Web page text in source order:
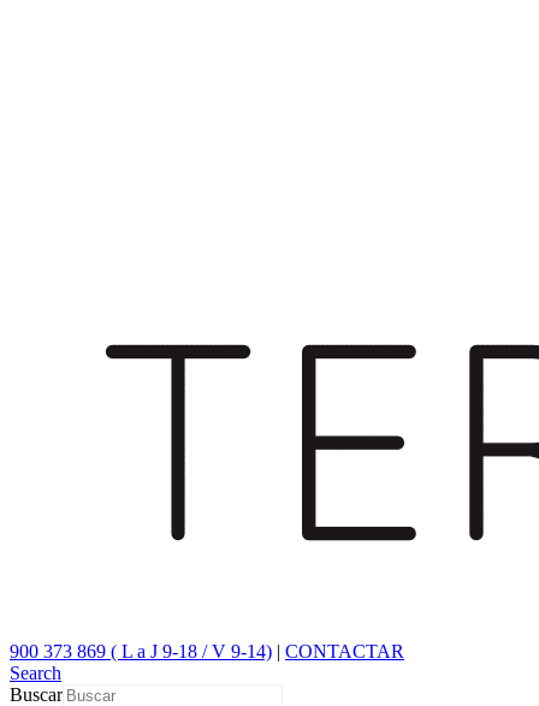
900 373 869 ( L a J 9-18 / V 9-14) | CONTACTAR
Search
Buscar